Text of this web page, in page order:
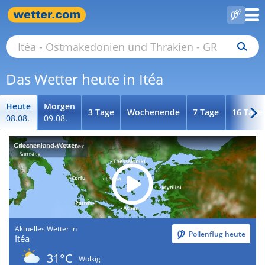
Das Wetter heute in Itéa
Heute
08.08.
Morgen
09.08.
3 Tage Wochenende 7 Tage 16 Tage
Griechenland-Wetter
Aktuelles Wetter in
Itéa Pollenflug heute
31°C
Wolkig